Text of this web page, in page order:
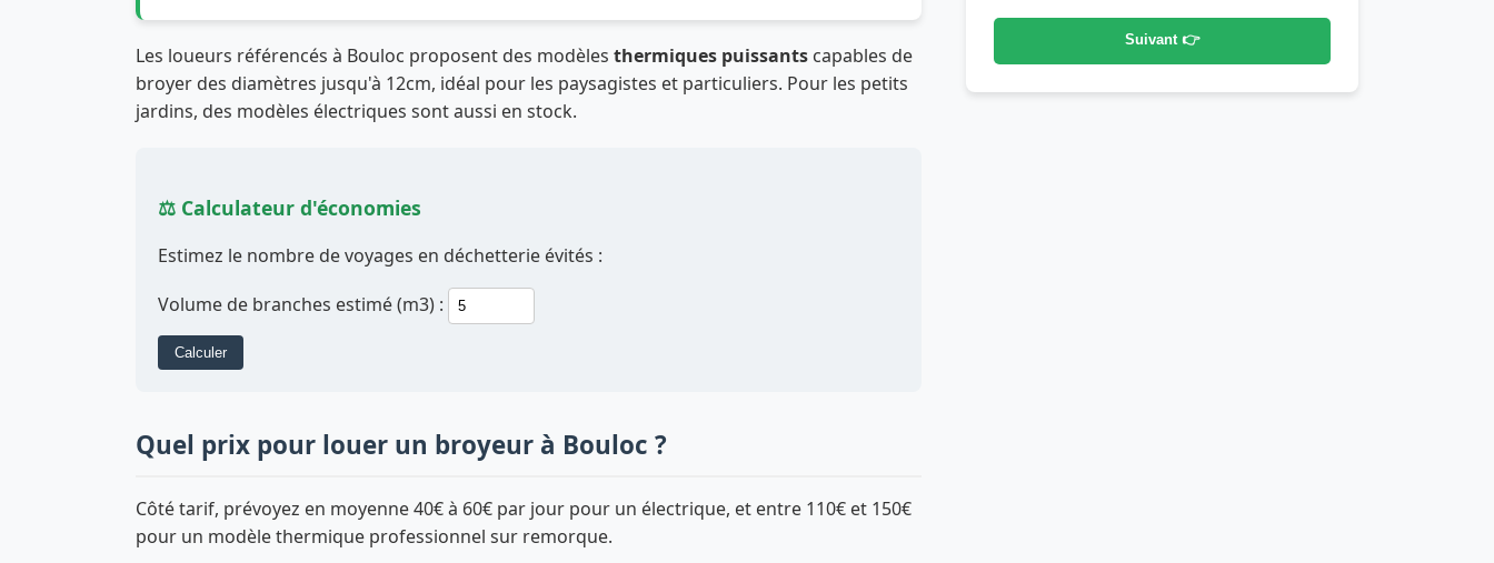
Les loueurs référencés à Bouloc proposent des modèles thermiques puissants capables de
broyer des diamètres jusqu'à 12cm, idéal pour les paysagistes et particuliers. Pour les petits
jardins, des modèles électriques sont aussi en stock.
⚖️ Calculateur d'économies
Estimez le nombre de voyages en déchetterie évités :
Volume de branches estimé (m3) :
Calculer
Quel prix pour louer un broyeur à Bouloc ?
Côté tarif, prévoyez en moyenne 40€ à 60€ par jour pour un électrique, et entre 110€ et 150€
pour un modèle thermique professionnel sur remorque.
Suivant 👉